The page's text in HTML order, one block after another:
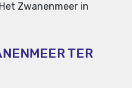
Zwanenmeer in
TER